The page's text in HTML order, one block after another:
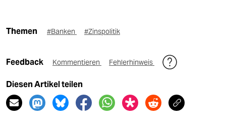
Themen #Banken #Zinspolitik
Feedback Kommentieren Fehlerhinweis
Diesen Artikel teilen